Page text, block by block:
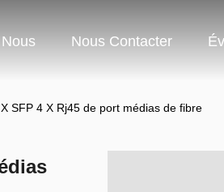
Nous Contacter
SFP 4 X Rj45 de port médias de fibre